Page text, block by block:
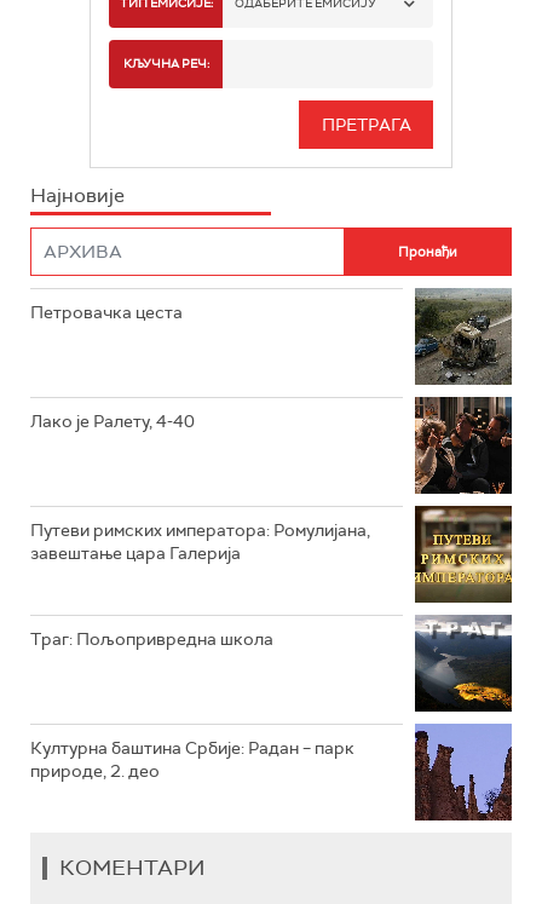
РТС 3
ТИП ЕМИСИЈЕ: ОДАБЕРИТЕ ЕМИСИЈУ
ИНФО
КЉУЧНА РЕЧ:
Најновије
Петровачка цеста
Лако је Ралету, 4-40
Путеви римских императора: Ромулијана,
завештање цара Галерија
Траг: Пољопривредна школа
Културна баштина Србије: Радан – парк
природе, 2. део
КОМЕНТАРИ